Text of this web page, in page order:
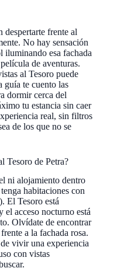
despertarte frente al
No hay sensación
iluminando esa fachada
de aventuras.
al Tesoro puede
guía te cuento las
dormir cerca del
tu estancia sin caer
real, sin filtros
de los que no se
Tesoro de Petra?
ni alojamiento dentro
habitaciones con
El Tesoro está
acceso nocturno está
Olvídate de encontrar
a la fachada rosa.
vivir una experiencia
con vistas